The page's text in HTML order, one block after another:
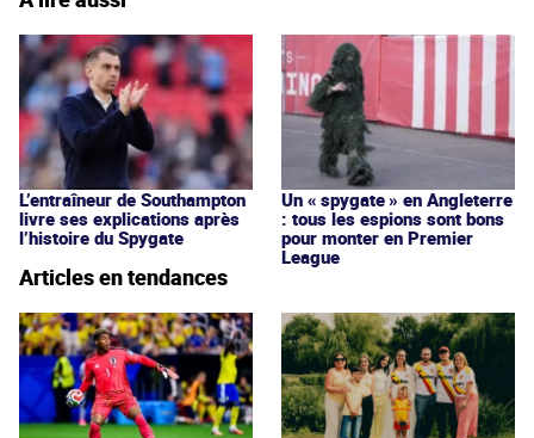
L’entraîneur de Southampton
livre ses explications après
l’histoire du Spygate
Un « spygate » en Angleterre
: tous les espions sont bons
pour monter en Premier
League
Articles en tendances